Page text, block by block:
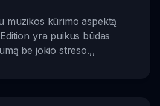
muzikos kūrimo aspektą
yra puikus būdas
be jokio streso.,,